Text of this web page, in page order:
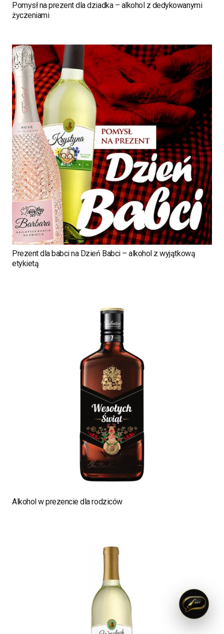
Pomysł na prezent dla dziadka – alkohol z dedykowanymi
życzeniami
Prezent dla babci na Dzień Babci – alkohol z wyjątkową
etykietą
Alkohol w prezencie dla rodziców